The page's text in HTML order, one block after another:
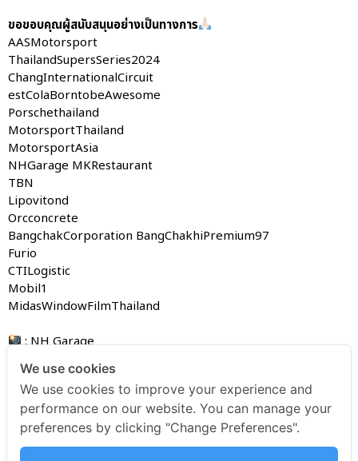
ขอขอบคุณผู้สนับสนุนอย่างเป็นทางการ
AASMotorsport
ThailandSupersSeries2024
ChangInternationalCircuit
estColaBorntobeAwesome
Porschethailand
MotorsportThailand
MotorsportAsia
NHGarage MKRestaurant
TBN
Lipovitond
Orcconcrete
BangchakCorporation BangChakhiPremium97
Furio
CTILogistic
Mobil1
MidasWindowFilmThailand
: NH Garage
AAS Motorsport PR
AAS Motorsport PR May 8, 2024 2:28 pm
We use cookies
We use cookies to improve your experience and
performance on our website. You can manage your
preferences by clicking "Change Preferences".